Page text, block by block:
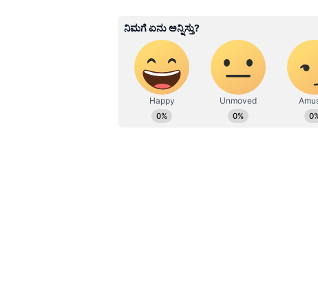
ಬರದೆ ಹೋದ್ರೆ ಎಂಬ ಭಯದಲ್ಲಿರುತ್ತಾರೆ.